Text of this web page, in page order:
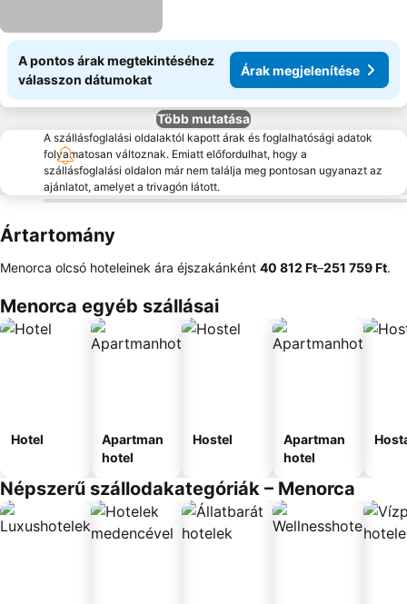
A pontos árak megtekintéséhez
válasszon dátumokat
Árak megjelenítése
Több mutatása
A szállásfoglalási oldalaktól kapott árak és foglalhatósági adatok
folyamatosan változnak. Emiatt előfordulhat, hogy a
szállásfoglalási oldalon már nem találja meg pontosan ugyanazt az
ajánlatot, amelyet a trivagón látott.
Ártartomány
Menorca olcsó hoteleinek ára éjszakánként ‎40 812 Ft–‎251 759 Ft.
Menorca egyéb szállásai
Hotel
Apartman
hotel
Hostel
Apartman
hotel
Népszerű szállodakategóriák – Menorca